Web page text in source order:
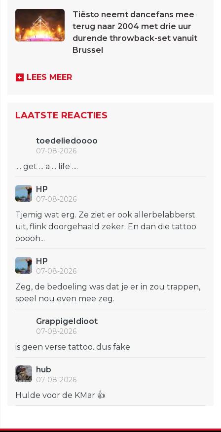
Tiësto neemt dancefans mee
terug naar 2004 met drie uur
durende throwback-set vanuit
Brussel
LEES MEER
LAATSTE REACTIES
toedeliedoooo
07-08-2026
.... get ... a ... life ....
HP
07-08-2026
Tjemig wat erg. Ze ziet er ook allerbelabberst
uit, flink doorgehaald zeker. En dan die tattoo
ooooh...
HP
07-08-2026
Zeg, de bedoeling was dat je er in zou trappen,
speel nou even mee zeg.
GrappigeIdioot
07-08-2026
is geen verse tattoo. dus fake
hub
07-08-2026
Hulde voor de KMar 👍